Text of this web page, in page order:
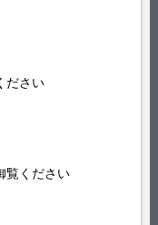
ださい
覧ください